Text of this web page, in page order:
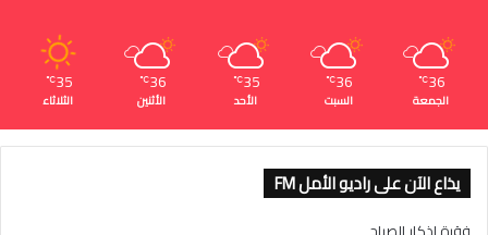
36
℃
الجمعة
36
℃
السبت
35
℃
الأحد
36
℃
الأثنين
35
℃
الثلاثاء
يذاع الآن على راديو الأمل FM